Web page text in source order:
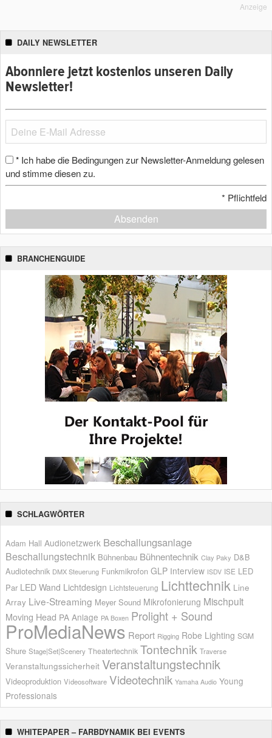
Anzeige
DAILY NEWSLETTER
Abonniere jetzt kostenlos unseren Daily
Newsletter!
* Ich habe die Bedingungen zur Newsletter-Anmeldung gelesen
und stimme diesen zu.
* Pflichtfeld
Absenden
BRANCHENGUIDE
SCHLAGWÖRTER
Adam Hall Audionetzwerk Beschallungsanlage
Beschallungstechnik Bühnenbau Bühnentechnik Clay Paky D&B
Audiotechnik DMX Steuerung Funkmikrofon GLP Interview ISDV ISE LED
Par LED Wand Lichtdesign Lichtsteuerung Lichttechnik Line
Array Live-Streaming Meyer Sound Mikrofonierung Mischpult
Moving Head PA Anlage PA Boxen Prolight + Sound
ProMediaNews Report Rigging Robe Lighting SGM
Shure Stage|Set|Scenery Theatertechnik Tontechnik Traverse
Veranstaltungssicherheit Veranstaltungstechnik
Videoproduktion Videosoftware Videotechnik Yamaha Audio Young
Professionals
WHITEPAPER – FARBDYNAMIK BEI EVENTS